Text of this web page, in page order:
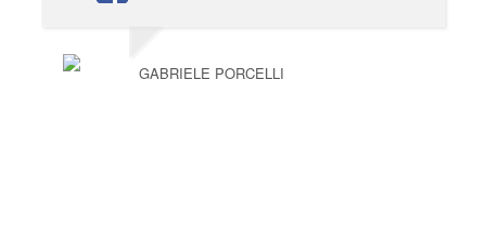
GABRIELE PORCELLI